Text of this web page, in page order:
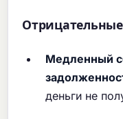
Медленный
деньги не